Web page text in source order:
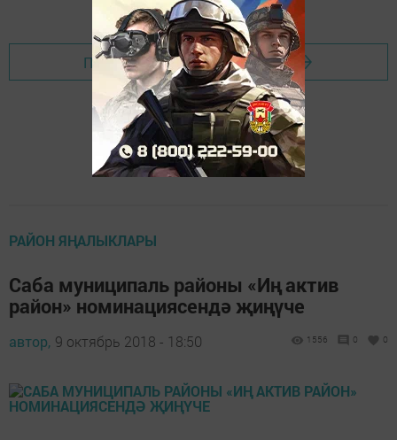
Перейти на страницу новости
РАЙОН ЯҢАЛЫКЛАРЫ
Саба муниципаль районы «Иң актив
район» номинациясендә җиңүче
автор, 9 октябрь 2018 - 18:50 1556 0 0